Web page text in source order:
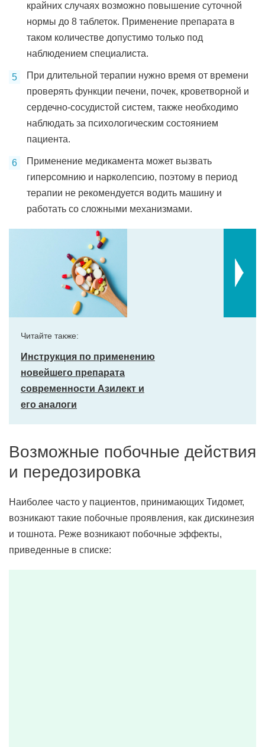
крайних случаях возможно повышение суточной
нормы до 8 таблеток. Применение препарата в
таком количестве допустимо только под
наблюдением специалиста.
При длительной терапии нужно время от времени
проверять функции печени, почек, кроветворной и
сердечно-сосудистой систем, также необходимо
наблюдать за психологическим состоянием
пациента.
Применение медикамента может вызвать
гиперсомнию и нарколепсию, поэтому в период
терапии не рекомендуется водить машину и
работать со сложными механизмами.
Читайте также:
Инструкция по применению
новейшего препарата
современности Азилект и
его аналоги
Возможные побочные действия
и передозировка
Наиболее часто у пациентов, принимающих Тидомет,
возникают такие побочные проявления, как дискинезия
и тошнота. Реже возникают побочные эффекты,
приведенные в списке: